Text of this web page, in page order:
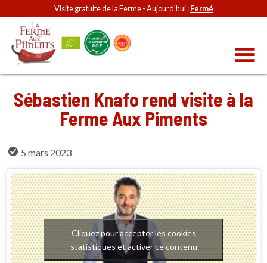
Visite gratuite de la Ferme - Aujourd'hui :Fermé
Sébastien Knafo rend visite à la
Ferme Aux Piments
5 mars 2023
Cliquez pour accepter les cookies
statistiques et activer ce contenu